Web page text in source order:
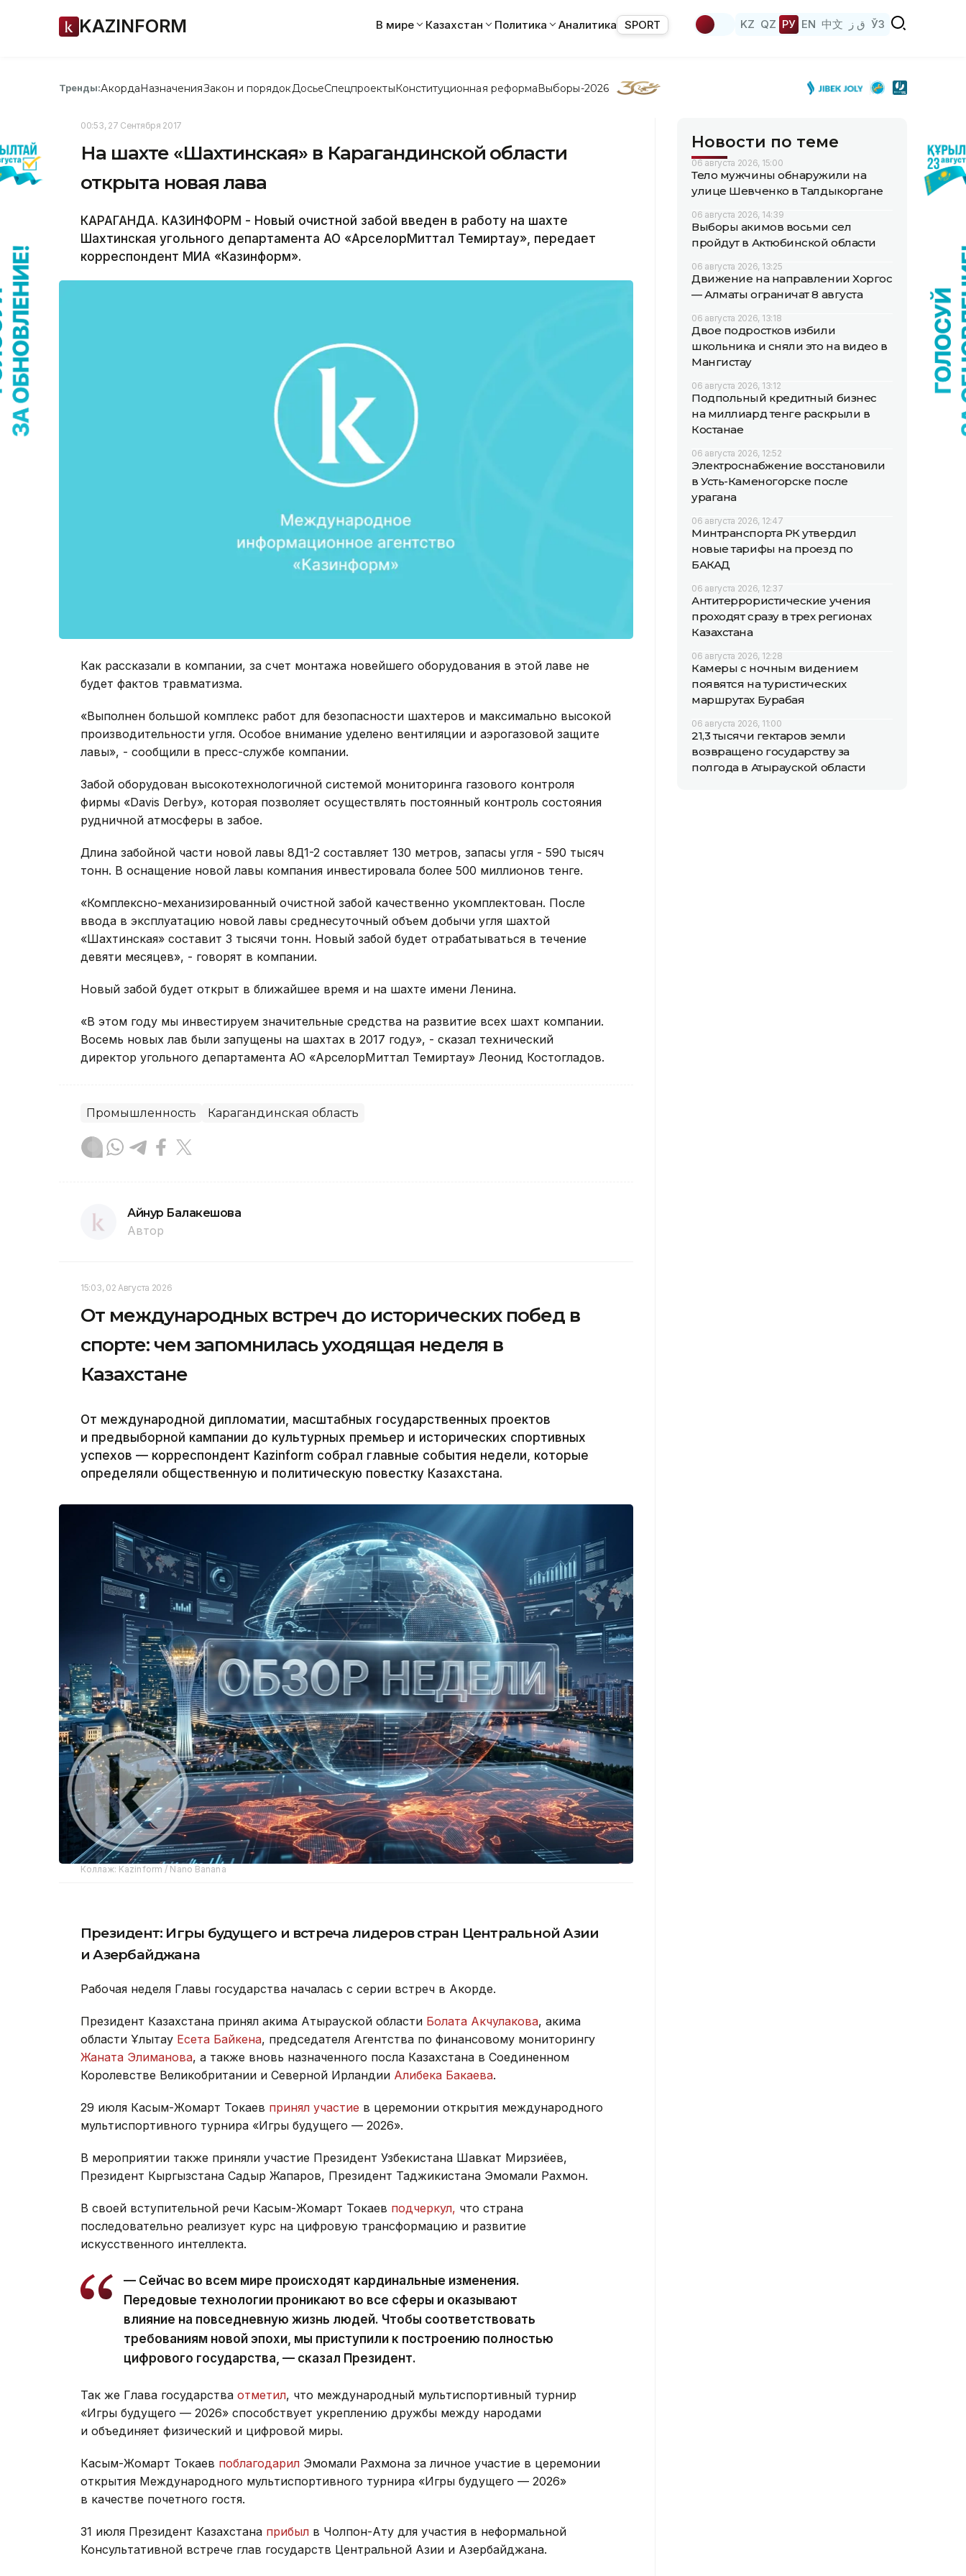
KAZINFORM В мире Казахстан Политика Аналитика SPORT KZ QZ РУ EN 中文 ق ز ЎЗ
Тренды:АкордаНазначенияЗакон и порядок ДосьеСпецпроектыКонституционная реформаВыборы-2026
00:53, 27 Сентября 2017
На шахте «Шахтинская» в Карагандинской области
открыта новая лава
КАРАГАНДА. КАЗИНФОРМ - Новый очистной забой введен в работу на шахте
Шахтинская угольного департамента АО «АрселорМиттал Темиртау», передает
корреспондент МИА «Казинформ».
Как рассказали в компании, за счет монтажа новейшего оборудования в этой лаве не
будет фактов травматизма.
«Выполнен большой комплекс работ для безопасности шахтеров и максимально высокой
производительности угля. Особое внимание уделено вентиляции и аэрогазовой защите
лавы», - сообщили в пресс-службе компании.
Забой оборудован высокотехнологичной системой мониторинга газового контроля
фирмы «Davis Derby», которая позволяет осуществлять постоянный контроль состояния
рудничной атмосферы в забое.
Длина забойной части новой лавы 8Д1-2 составляет 130 метров, запасы угля - 590 тысяч
тонн. В оснащение новой лавы компания инвестировала более 500 миллионов тенге.
«Комплексно-механизированный очистной забой качественно укомплектован. После
ввода в эксплуатацию новой лавы среднесуточный объем добычи угля шахтой
«Шахтинская» составит 3 тысячи тонн. Новый забой будет отрабатываться в течение
девяти месяцев», - говорят в компании.
Новый забой будет открыт в ближайшее время и на шахте имени Ленина.
«В этом году мы инвестируем значительные средства на развитие всех шахт компании.
Восемь новых лав были запущены на шахтах в 2017 году», - сказал технический
директор угольного департамента АО «АрселорМиттал Темиртау» Леонид Костогладов.
Промышленность Карагандинская область
Айнур Балакешова
Автор
15:03, 02 Августа 2026
От международных встреч до исторических побед в
спорте: чем запомнилась уходящая неделя в
Казахстане
От международной дипломатии, масштабных государственных проектов
и предвыборной кампании до культурных премьер и исторических спортивных
успехов — корреспондент Kazinform собрал главные события недели, которые
определяли общественную и политическую повестку Казахстана.
Коллаж: Kazinform / Nano Banana
Президент: Игры будущего и встреча лидеров стран Центральной Азии
и Азербайджана
Рабочая неделя Главы государства началась с серии встреч в Акорде.
Президент Казахстана принял акима Атырауской области Болата Акчулакова, акима
области Ұлытау Есета Байкена, председателя Агентства по финансовому мониторингу
Жаната Элиманова, а также вновь назначенного посла Казахстана в Соединенном
Королевстве Великобритании и Северной Ирландии Алибека Бакаева.
29 июля Касым-Жомарт Токаев принял участие в церемонии открытия международного
мультиспортивного турнира «Игры будущего — 2026».
В мероприятии также приняли участие Президент Узбекистана Шавкат Мирзиёев,
Президент Кыргызстана Садыр Жапаров, Президент Таджикистана Эмомали Рахмон.
В своей вступительной речи Касым-Жомарт Токаев подчеркул, что страна
последовательно реализует курс на цифровую трансформацию и развитие
искусственного интеллекта.
— Сейчас во всем мире происходят кардинальные изменения.
Передовые технологии проникают во все сферы и оказывают
влияние на повседневную жизнь людей. Чтобы соответствовать
требованиям новой эпохи, мы приступили к построению полностью
цифрового государства, — сказал Президент.
Так же Глава государства отметил, что международный мультиспортивный турнир
«Игры будущего — 2026» способствует укреплению дружбы между народами
и объединяет физический и цифровой миры.
Касым-Жомарт Токаев поблагодарил Эмомали Рахмона за личное участие в церемонии
открытия Международного мультиспортивного турнира «Игры будущего — 2026»
в качестве почетного гостя.
31 июля Президент Казахстана прибыл в Чолпон-Ату для участия в неформальной
Консультативной встрече глав государств Центральной Азии и Азербайджана.
Новости по теме
06 августа 2026, 15:00
Тело мужчины обнаружили на
улице Шевченко в Талдыкоргане
06 августа 2026, 14:39
Выборы акимов восьми сел
пройдут в Актюбинской области
06 августа 2026, 13:25
Движение на направлении Хоргос
— Алматы ограничат 8 августа
06 августа 2026, 13:18
Двое подростков избили
школьника и сняли это на видео в
Мангистау
06 августа 2026, 13:12
Подпольный кредитный бизнес
на миллиард тенге раскрыли в
Костанае
06 августа 2026, 12:52
Электроснабжение восстановили
в Усть-Каменогорске после
урагана
06 августа 2026, 12:47
Минтранспорта РК утвердил
новые тарифы на проезд по
БАКАД
06 августа 2026, 12:37
Антитеррористические учения
проходят сразу в трех регионах
Казахстана
06 августа 2026, 12:28
Камеры с ночным видением
появятся на туристических
маршрутах Бурабая
06 августа 2026, 11:00
21,3 тысячи гектаров земли
возвращено государству за
полгода в Атырауской области